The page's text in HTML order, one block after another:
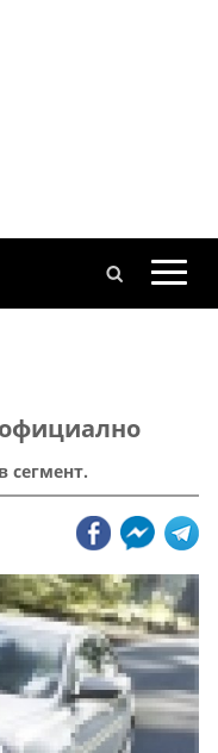
сегмент.